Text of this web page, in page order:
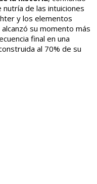
de las intuiciones
y los elementos
su momento más
final en una
al 70% de su